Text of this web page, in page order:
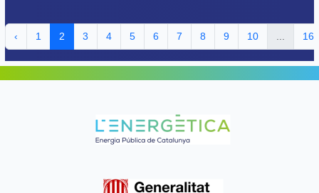
‹ 1 2 3 4 5 6 7 8 9 10 16